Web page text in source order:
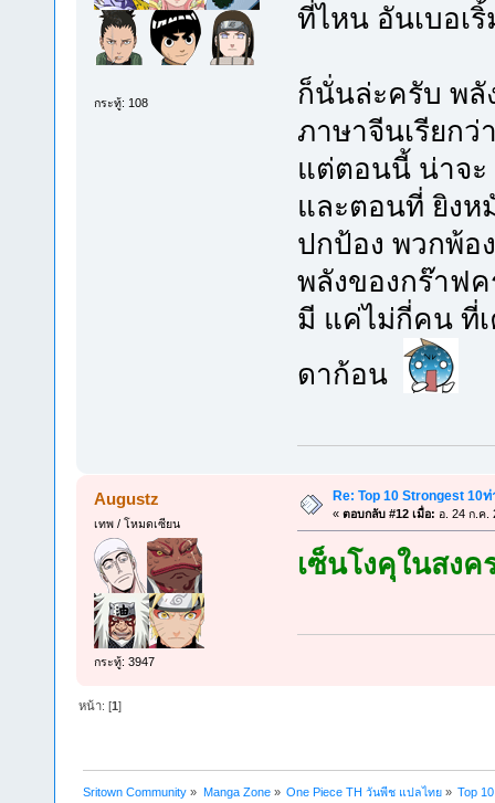
กระทู้: 108
ที่ไหน อันเบอเ
ก็นั่นล่ะครับ พลั
ภาษาจีนเรียกว่
แต่ตอนนี้ น่าจะ
และตอนที่ ยิงห
ปกป้อง พวกพ้อ
พลังของกร๊าฟ
มี แค่ไม่กี่คน ที่
ดาก้อน
Augustz
เทพ / โหมดเซียน
กระทู้: 3947
Re: Top 10 Strongest 10
« ตอบกลับ #12 เมื่อ: อ. 24 ก.ค.
เซ็นโงคุในสง
หน้า: [1]
Sritown Community » Manga Zone» One Piece TH วันพีช แปลไทย» Top